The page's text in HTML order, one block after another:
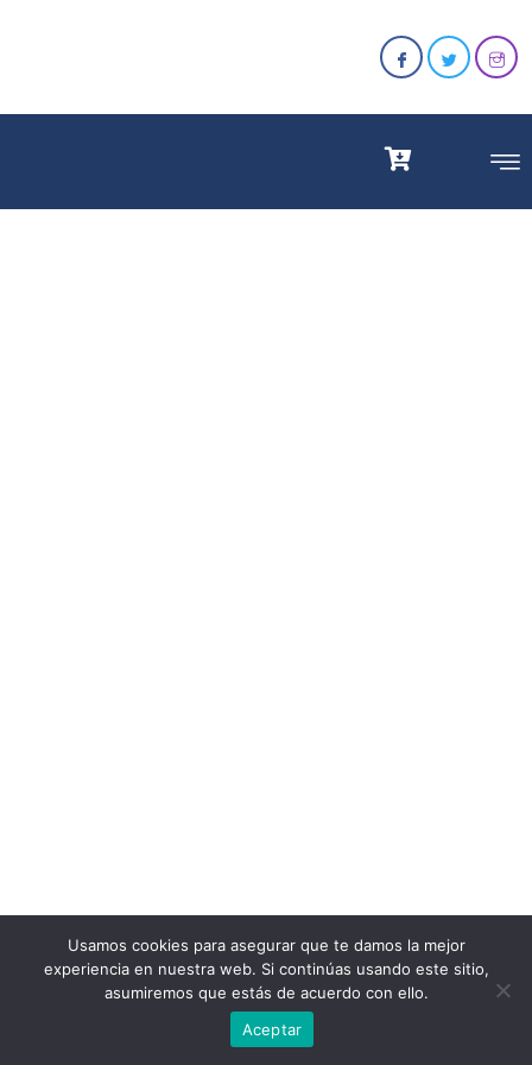
Usamos cookies para asegurar que te damos la mejor
experiencia en nuestra web. Si continúas usando este sitio,
asumiremos que estás de acuerdo con ello.
Aceptar